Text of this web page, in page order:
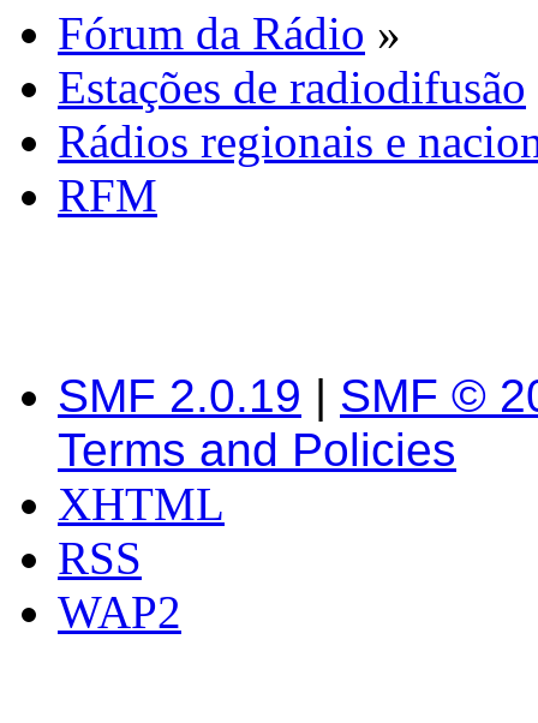
Fórum da Rádio »
Estações de radiodifusão
Rádios regionais e
RFM
SMF 2.0.19 | SMF ©
Terms and Policies
XHTML
RSS
WAP2